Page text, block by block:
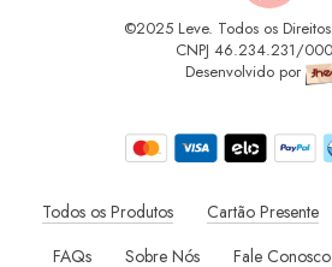
©2025 Leve. Todos os
CNPJ 46.234.231/
Desenvolvido por
Todos os Produtos Cartão Presente
FAQs
Sobre Nós Fale Conosco